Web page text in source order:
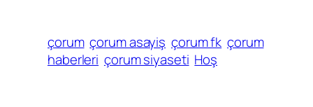
çorum çorum asayiş çorum fk çorum
haberleri çorum siyaseti Hoş